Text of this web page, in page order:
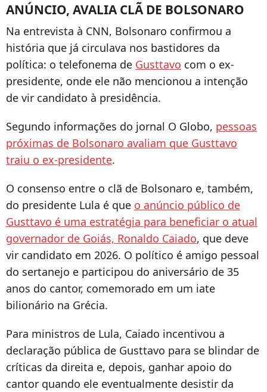
ANÚNCIO, AVALIA CLÃ DE BOLSONARO
Na entrevista à CNN, Bolsonaro confirmou a
história que já circulava nos bastidores da
política: o telefonema de Gusttavo com o ex-
presidente, onde ele não mencionou a intenção
de vir candidato à presidência.
Segundo informações do jornal O Globo, pessoas
próximas de Bolsonaro avaliam que Gusttavo
traiu o ex-presidente.
O consenso entre o clã de Bolsonaro e, também,
do presidente Lula é que o anúncio público de
Gusttavo é uma estratégia para beneficiar o atual
governador de Goiás, Ronaldo Caiado, que deve
vir candidato em 2026. O político é amigo pessoal
do sertanejo e participou do aniversário de 35
anos do cantor, comemorado em um iate
bilionário na Grécia.
Para ministros de Lula, Caiado incentivou a
declaração pública de Gusttavo para se blindar de
críticas da direita e, depois, ganhar apoio do
cantor quando ele eventualmente desistir da